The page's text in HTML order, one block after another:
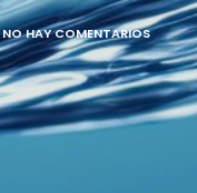
NO HAY COMENTARIOS